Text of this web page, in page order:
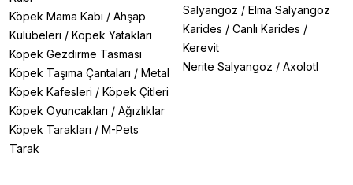
Köpek Mama Kabı / Ahşap
Kulübeleri / Köpek Yatakları
Köpek Gezdirme Tasması
Köpek Taşıma Çantaları / Metal
Köpek Kafesleri / Köpek Çitleri
Köpek Oyuncakları / Ağızlıklar
Köpek Tarakları / M-Pets
Tarak
Salyangoz / Elma Salyangoz
Karides / Canlı Karides /
Kerevit
Nerite Salyangoz / Axolotl